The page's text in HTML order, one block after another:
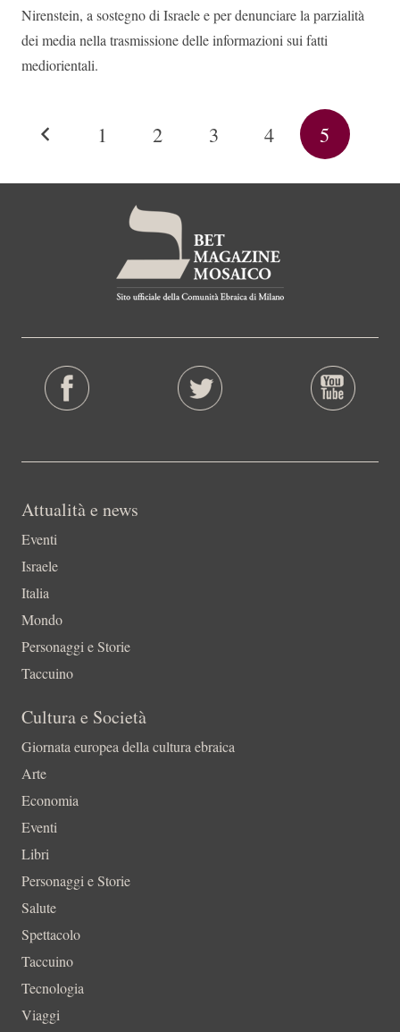
Nirenstein, a sostegno di Israele e per denunciare la parzialità
dei media nella trasmissione delle informazioni sui fatti
mediorientali.
1 2 3 4 5
Attualità e news
Eventi
Israele
Italia
Mondo
Personaggi e Storie
Taccuino
Cultura e Società
Giornata europea della cultura ebraica
Arte
Economia
Eventi
Libri
Personaggi e Storie
Salute
Spettacolo
Taccuino
Tecnologia
Viaggi